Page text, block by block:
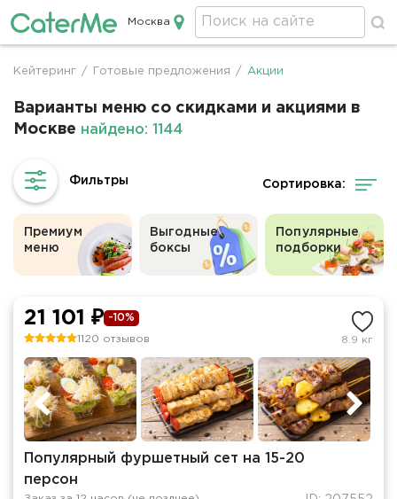
Кейтеринг в Москве
Москва
Строка
Кейтеринг / Готовые предложения / Акции
Варианты меню со скидками и акциями в
Москве найдено: 1144
Сортировка:
Премиум
меню
Выгодные
боксы
Популярные
подборки
21 101 ₽ -10%
1120 отзывов 8.9 кг
Популярный фуршетный сет на 15-20
персон